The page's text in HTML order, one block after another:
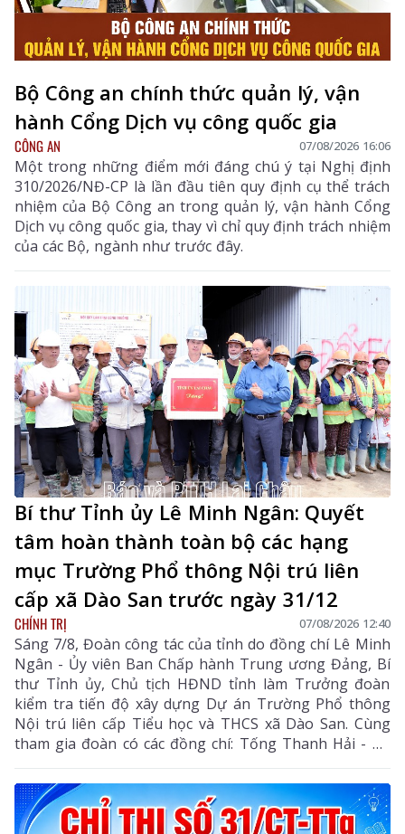
Bộ Công an chính thức quản lý, vận
hành Cổng Dịch vụ công quốc gia
CÔNG AN 07/08/2026 16:06
Một trong những điểm mới đáng chú ý tại Nghị định
310/2026/NĐ-CP là lần đầu tiên quy định cụ thể trách
nhiệm của Bộ Công an trong quản lý, vận hành Cổng
Dịch vụ công quốc gia, thay vì chỉ quy định trách nhiệm
của các Bộ, ngành như trước đây.
Bí thư Tỉnh ủy Lê Minh Ngân: Quyết
tâm hoàn thành toàn bộ các hạng
mục Trường Phổ thông Nội trú liên
cấp xã Dào San trước ngày 31/12
CHÍNH TRỊ 07/08/2026 12:40
Sáng 7/8, Đoàn công tác của tỉnh do đồng chí Lê Minh
Ngân - Ủy viên Ban Chấp hành Trung ương Đảng, Bí
thư Tỉnh ủy, Chủ tịch HĐND tỉnh làm Trưởng đoàn
kiểm tra tiến độ xây dựng Dự án Trường Phổ thông
Nội trú liên cấp Tiểu học và THCS xã Dào San. Cùng
tham gia đoàn có các đồng chí: Tống Thanh Hải - Uỷ
viên Ban Thường vụ Tỉnh ủy, Phó Chủ tịch Thường
trực UBND tỉnh; Lê Đức Dục - Ủy viên Ban Thường vụ,
Trưởng Ban Tuyên giáo và Dân vận Tỉnh ủy; lãnh đạo
một số sở, ngành liên quan và xã Dào San.